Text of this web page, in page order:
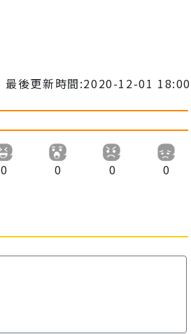
最後更新時間:2020-12-01 18:00
0 0 0 0